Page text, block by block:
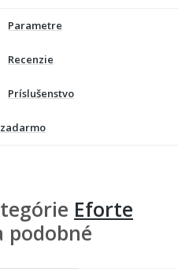
Parametre
Recenzie
Príslušenstvo
Eforte
podobné